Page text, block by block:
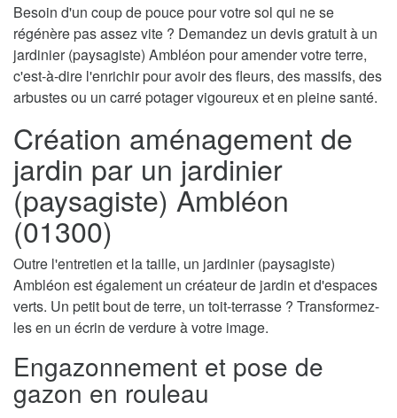
Besoin d'un coup de pouce pour votre sol qui ne se
régénère pas assez vite ? Demandez un devis gratuit à un
jardinier (paysagiste) Ambléon pour amender votre terre,
c'est-à-dire l'enrichir pour avoir des fleurs, des massifs, des
arbustes ou un carré potager vigoureux et en pleine santé.
Création aménagement de
jardin par un jardinier
(paysagiste) Ambléon
(01300)
Outre l'entretien et la taille, un jardinier (paysagiste)
Ambléon est également un créateur de jardin et d'espaces
verts. Un petit bout de terre, un toit-terrasse ? Transformez-
les en un écrin de verdure à votre image.
Engazonnement et pose de
gazon en rouleau